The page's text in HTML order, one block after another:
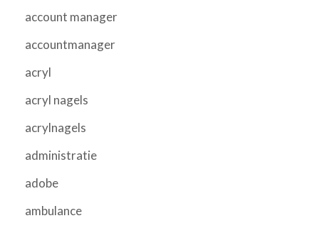
account manager
accountmanager
acryl
acryl nagels
acrylnagels
administratie
adobe
ambulance